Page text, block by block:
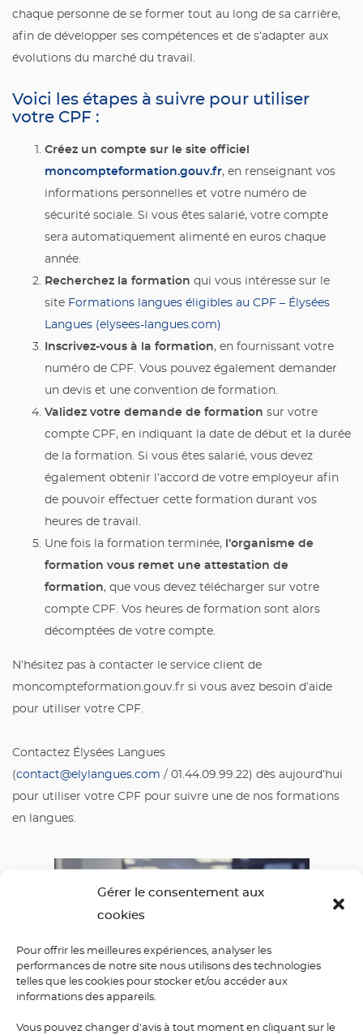
Gérer le consentement aux
cookies
Pour offrir les meilleures expériences, analyser les
performances de notre site nous utilisons des technologies
telles que les cookies pour stocker et/ou accéder aux
informations des appareils.
Vous pouvez changer d'avis à tout moment en cliquant sur le
chaque personne de se former tout au long de sa carrière,
afin de développer ses compétences et de s’adapter aux
évolutions du marché du travail.
Voici les étapes à suivre pour utiliser
votre CPF :
Créez un compte sur le site officiel
moncompteformation.gouv.fr, en renseignant vos
informations personnelles et votre numéro de
sécurité sociale. Si vous êtes salarié, votre compte
sera automatiquement alimenté en euros chaque
année.
Recherchez la formation qui vous intéresse sur le
site Formations langues éligibles au CPF – Élysées
Langues (elysees-langues.com)
Inscrivez-vous à la formation, en fournissant votre
numéro de CPF. Vous pouvez également demander
un devis et une convention de formation.
Validez votre demande de formation sur votre
compte CPF, en indiquant la date de début et la durée
de la formation. Si vous êtes salarié, vous devez
également obtenir l’accord de votre employeur afin
de pouvoir effectuer cette formation durant vos
heures de travail.
Une fois la formation terminée, l’organisme de
formation vous remet une attestation de
formation, que vous devez télécharger sur votre
compte CPF. Vos heures de formation sont alors
décomptées de votre compte.
N’hésitez pas à contacter le service client de
moncompteformation.gouv.fr si vous avez besoin d’aide
pour utiliser votre CPF.
Contactez Élysées Langues
(contact@elylangues.com / 01.44.09.99.22) dès aujourd’hui
pour utiliser votre CPF pour suivre une de nos formations
en langues.